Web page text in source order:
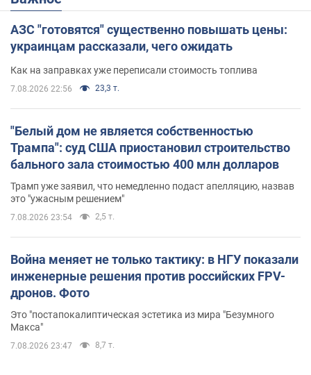
АЗС "готовятся" существенно повышать цены:
украинцам рассказали, чего ожидать
Как на заправках уже переписали стоимость топлива
7.08.2026 22:56 23,3 т.
"Белый дом не является собственностью
Трампа": суд США приостановил строительство
бального зала стоимостью 400 млн долларов
Трамп уже заявил, что немедленно подаст апелляцию, назвав
это "ужасным решением"
7.08.2026 23:54 2,5 т.
Война меняет не только тактику: в НГУ показали
инженерные решения против российских FPV-
дронов. Фото
Это "постапокалиптическая эстетика из мира "Безумного
Макса"
7.08.2026 23:47 8,7 т.